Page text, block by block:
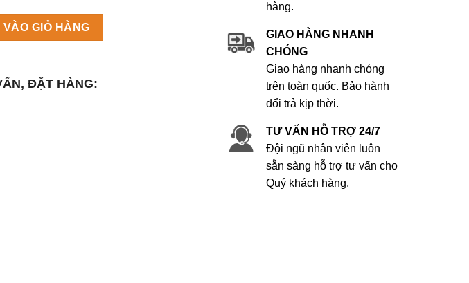
NW458AS số lượng
VÀO GIỎ HÀNG
ĐẶT HÀNG:
hàng.
GIAO HÀNG NHANH
CHÓNG
Giao hàng nhanh chóng
trên toàn quốc. Bảo hành
đổi trả kịp thời.
TƯ VẤN HỖ TRỢ 24/7
Đội ngũ nhân viên luôn
sẵn sàng hỗ trợ tư vấn cho
Quý khách hàng.